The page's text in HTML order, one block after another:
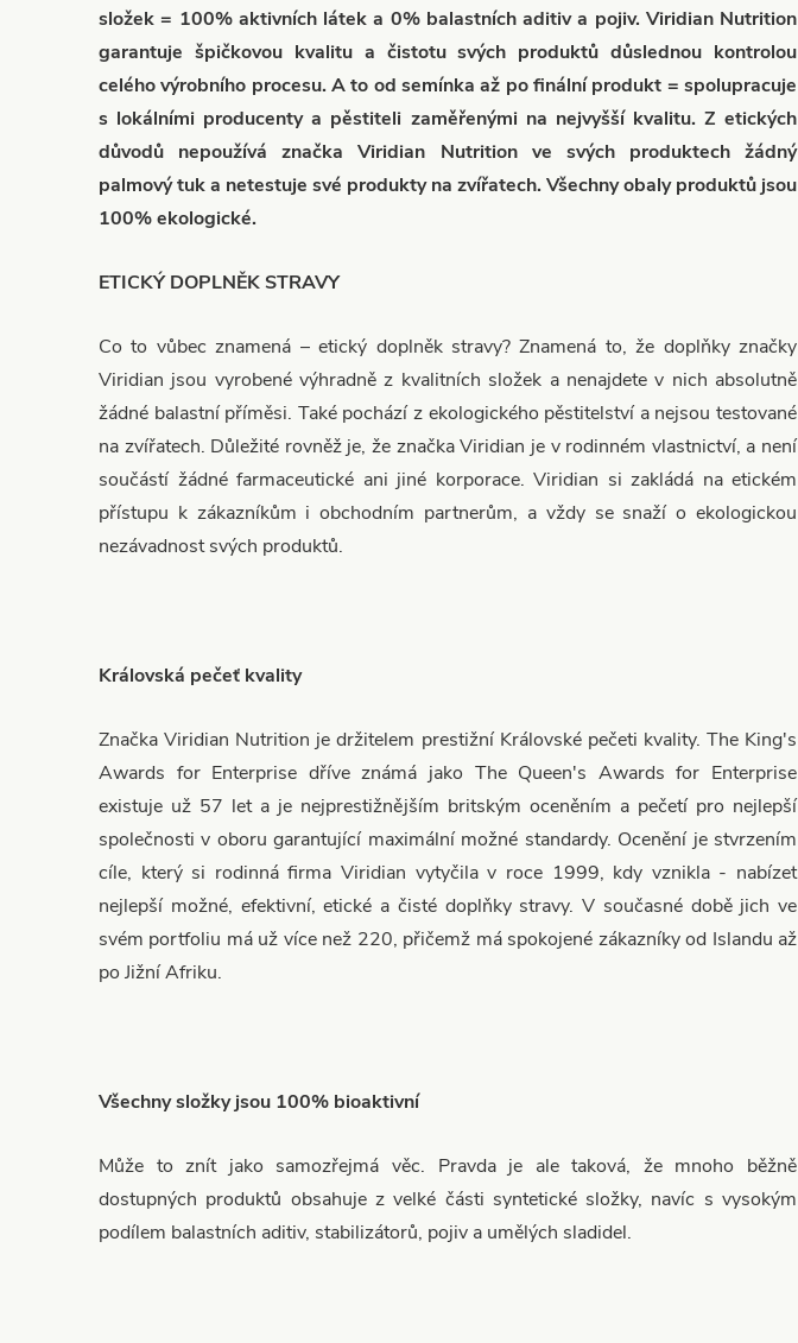
složek = 100% aktivních látek a 0% balastních aditiv a pojiv. Viridian Nutrition
garantuje špičkovou kvalitu a čistotu svých produktů důslednou kontrolou
celého výrobního procesu. A to od semínka až po finální produkt = spolupracuje
s lokálními producenty a pěstiteli zaměřenými na nejvyšší kvalitu. Z etických
důvodů nepoužívá značka Viridian Nutrition ve svých produktech žádný
palmový tuk a netestuje své produkty na zvířatech. Všechny obaly produktů jsou
100% ekologické.
ETICKÝ DOPLNĚK STRAVY
Co to vůbec znamená – etický doplněk stravy? Znamená to, že doplňky značky
Viridian jsou vyrobené výhradně z kvalitních složek a nenajdete v nich absolutně
žádné balastní příměsi. Také pochází z ekologického pěstitelství a nejsou testované
na zvířatech. Důležité rovněž je, že značka Viridian je v rodinném vlastnictví, a není
součástí žádné farmaceutické ani jiné korporace. Viridian si zakládá na etickém
přístupu k zákazníkům i obchodním partnerům, a vždy se snaží o ekologickou
nezávadnost svých produktů.
Královská pečeť kvality
Značka Viridian Nutrition je držitelem prestižní Královské pečeti kvality. The King's
Awards for Enterprise dříve známá jako The Queen's Awards for Enterprise
existuje už 57 let a je nejprestižnějším britským oceněním a pečetí pro nejlepší
společnosti v oboru garantující maximální možné standardy. Ocenění je stvrzením
cíle, který si rodinná firma Viridian vytyčila v roce 1999, kdy vznikla - nabízet
nejlepší možné, efektivní, etické a čisté doplňky stravy. V současné době jich ve
svém portfoliu má už více než 220, přičemž má spokojené zákazníky od Islandu až
po Jižní Afriku.
Všechny složky jsou 100% bioaktivní
Může to znít jako samozřejmá věc. Pravda je ale taková, že mnoho běžně
dostupných produktů obsahuje z velké části syntetické složky, navíc s vysokým
podílem balastních aditiv, stabilizátorů, pojiv a umělých sladidel.